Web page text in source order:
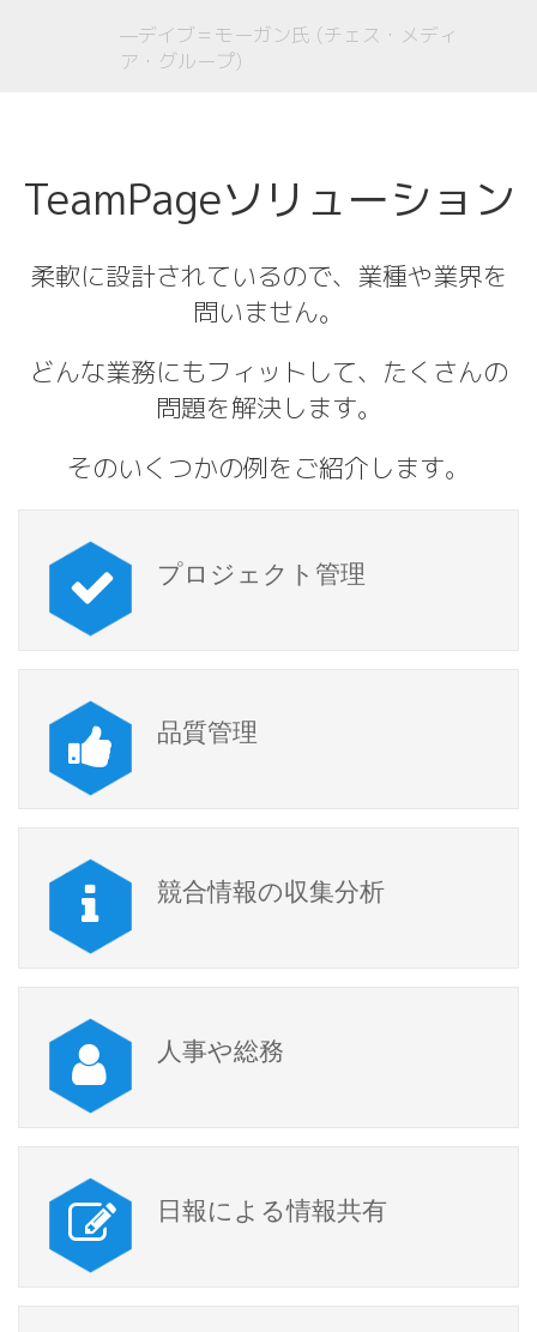
—デイブ＝モーガン氏 (チェス・メディ
ア・グループ)
TeamPageソリューション
柔軟に設計されているので、業種や業界を
問いません。
どんな業務にもフィットして、たくさんの
問題を解決します。
そのいくつかの例をご紹介します。
プロジェクト管理
品質管理
競合情報の収集分析
人事や総務
日報による情報共有